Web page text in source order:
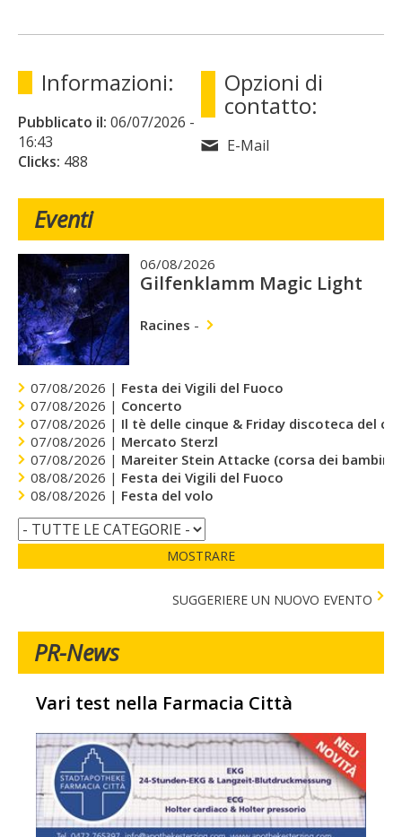
Informazioni:
Pubblicato il: 06/07/2026 -
16:43
Clicks: 488
Opzioni di
contatto:
E-Mail
Eventi
06/08/2026
Gilfenklamm Magic Light
Racines -
07/08/2026 | Festa dei Vigili del Fuoco
07/08/2026 | Concerto
07/08/2026 | Il tè delle cinque & Friday discoteca del
07/08/2026 | Mercato Sterzl
07/08/2026 | Mareiter Stein Attacke (corsa dei bambini)
08/08/2026 | Festa dei Vigili del Fuoco
08/08/2026 | Festa del volo
MOSTRARE
SUGGERIERE UN NUOVO EVENTO
PR-News
Vari test nella Farmacia Città